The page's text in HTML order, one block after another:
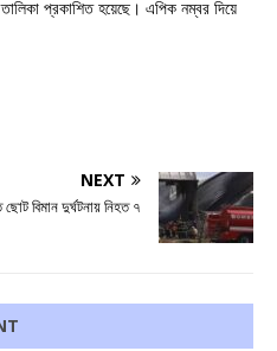
প্রকাশিত হয়েছে। এপিক নম্বর দিয়ে
NEXT
ছোট বিমান দুর্ঘটনায় নিহত ৭